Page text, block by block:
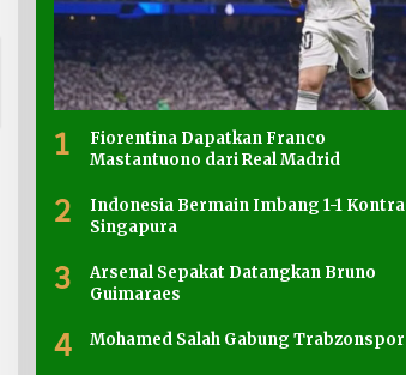
1
Fiorentina Dapatkan Franco
Mastantuono dari Real Madrid
2
Indonesia Bermain Imbang 1-1 Kontra
Singapura
3
Arsenal Sepakat Datangkan Bruno
Guimaraes
4 Mohamed Salah Gabung Trabzonspor